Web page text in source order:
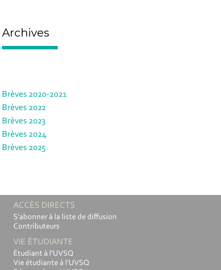
Archives
Brèves 2020-2021
Brèves 2022
Brèves 2023
Brèves 2024
Brèves 2025
ACCÈS DIRECTS
S'abonner à la liste de diffusion
Contributeurs
VIE ÉTUDIANTE
Étudiant à l'UVSQ
Vie étudiante à l'UVSQ